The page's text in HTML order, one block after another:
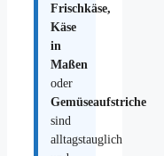
Frischkäse,
Käse
in
Maßen
oder
Gemüseaufstriche
sind
alltagstauglich